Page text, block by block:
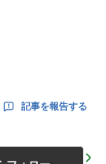
記事を報告する
ィナーレを待